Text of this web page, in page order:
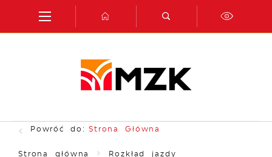
Przejdź do menu.
Przejdź do wyszukiwarki.
Przejdź do treści.
Przejdź do ustawień wielkości czcionki.
Włącz wersję kontrastową strony.
Powróć do: Strona Główna
Strona główna Rozkład jazdy